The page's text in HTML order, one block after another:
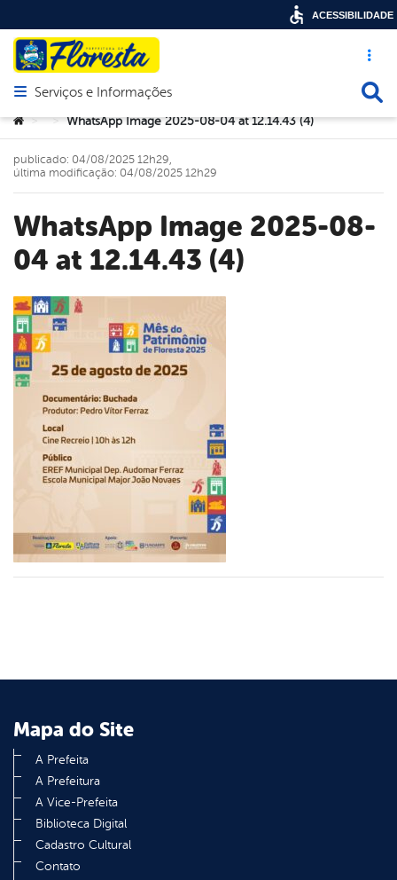
Acesso
Abrir menu principal de navegação
Serviços e Informações
Você está aqui:
> > WhatsApp Image 2025-08-04 at 12.14.43 (4)
WhatsApp Image 2025-08-
04 at 12.14.43 (4)
publicado: 04/08/2025 12h29,
última modificação: 04/08/2025 12h29
Mapa do Site
A Prefeita
A Prefeitura
A Vice-Prefeita
Biblioteca Digital
Cadastro Cultural
Contato
ACESSIBILIDADE